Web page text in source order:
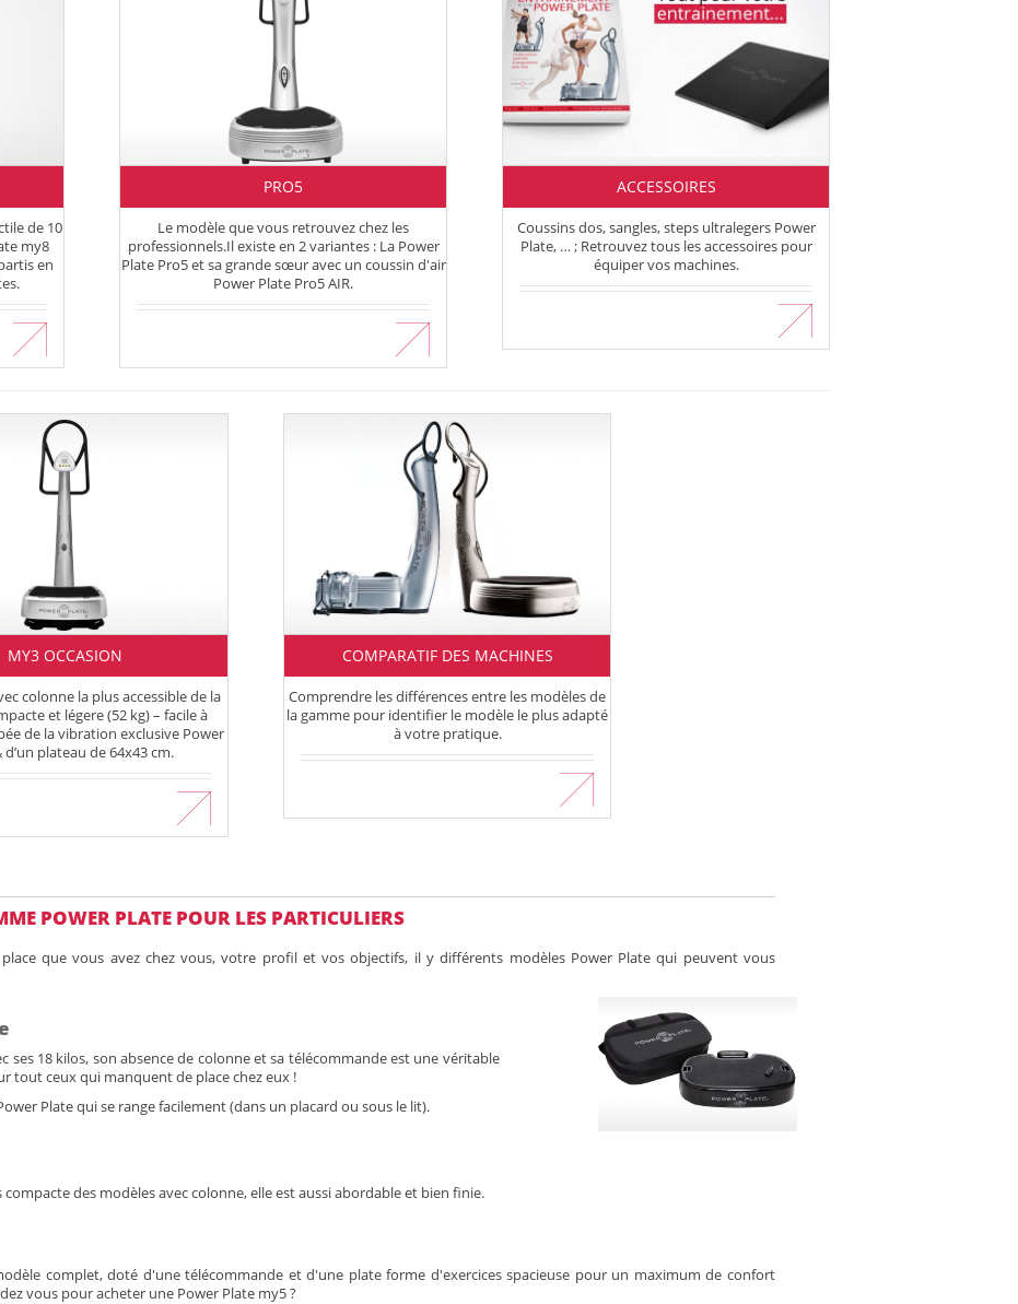
de 10
my8
en
PRO5
Le modèle que vous retrouvez chez les
professionnels.Il existe en 2 variantes : La Power
Plate Pro5 et sa grande sœur avec un coussin d'air
Power Plate Pro5 AIR.
ACCESSOIRES
Coussins dos, sangles, steps ultralegers Power
Plate, … ; Retrouvez tous les accessoires pour
équiper vos machines.
MY3 OCCASION
colonne la plus accessible de la
et légere (52 kg) – facile à
de la vibration exclusive Power
d’un plateau de 64x43 cm.
COMPARATIF DES MACHINES
Comprendre les différences entre les modèles de
la gamme pour identifier le modèle le plus adapté
à votre pratique.
POWER PLATE POUR LES PARTICULIERS
que vous avez chez vous, votre profil et vos objectifs, il y différents modèles Power Plate qui peuvent vous
ses 18 kilos, son absence de colonne et sa télécommande est une véritable
tout ceux qui manquent de place chez eux !
Plate qui se range facilement (dans un placard ou sous le lit).
compacte des modèles avec colonne, elle est aussi abordable et bien finie.
complet, doté d'une télécommande et d'une plate forme d'exercices spacieuse pour un maximum de confort
vous pour acheter une Power Plate my5 ?